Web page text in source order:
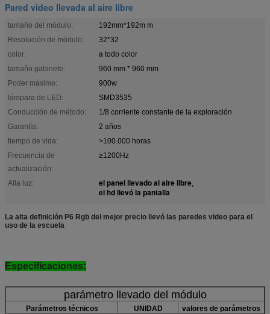
Pared video llevada al aire libre
tamaño del módulo:
192mm*192m m
Resolución de módulo:
32*32
color:
a todo color
tamaño gabinete:
960 mm * 960 mm
Poder máximo:
900w
lámpara de LED:
SMD3535
Conducción de método:
1/8 corriente constante de la exploración
Garantía:
2 años
tiempo de vida:
>100.000 horas
Frecuencia de
actualización:
≥1200Hz
Alta luz: el panel llevado al aire libre,
el hd llevó la pantalla
La alta definición P6 Rgb del mejor precio llevó las paredes video para el
uso de la escuela
Especificaciones:
parámetro llevado del módulo
Parámetros técnicos UNIDAD
valores de parámetros